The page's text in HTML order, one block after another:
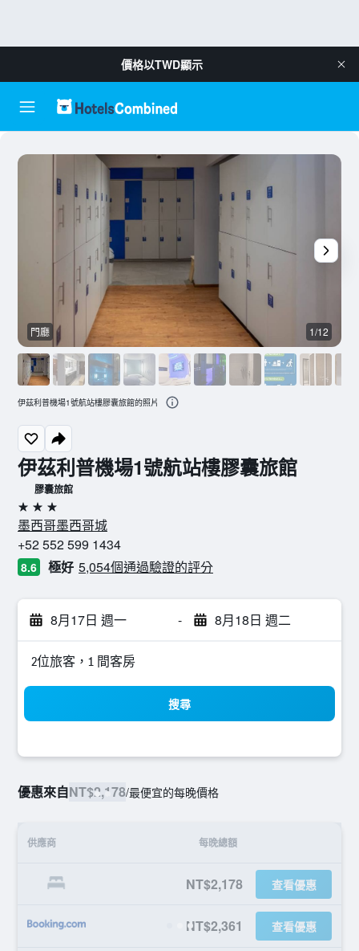
價格以TWD顯示
伊茲利普機場1號航站樓膠囊旅館
膠囊旅館
3星級
墨西哥墨西哥城
+52 552 599 1434
8.6 極好 5,054個通過驗證的評分
8月17日 週一 - 8月18日 週二
2位旅客，1 間客房
搜尋
優惠來自NT$2,178/最便宜的每晚價格
供應商 每晚總額
NT$2,178 查看優惠
NT$2,361 查看優惠
門廳 1/12
伊茲利普機場1號航站樓膠囊旅館的照片